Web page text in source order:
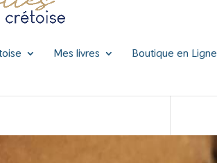
Mes livres Boutique en Ligne